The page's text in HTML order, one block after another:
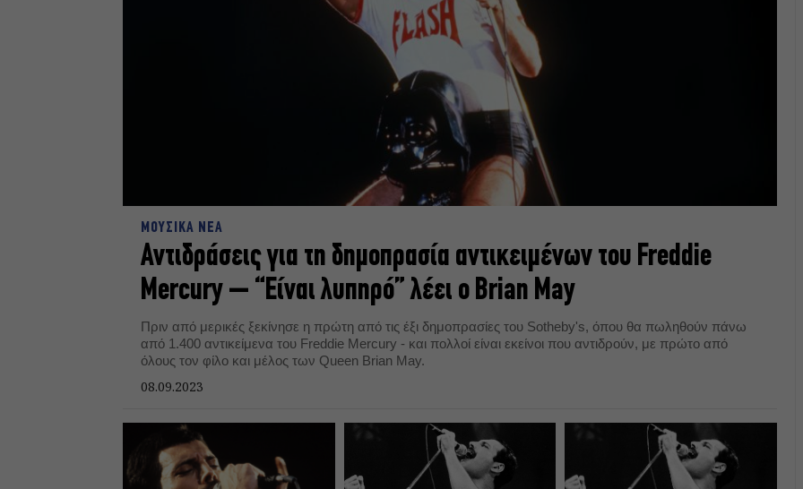
ΜΟΥΣΙΚΑ ΝΕΑ
Αντιδράσεις για τη δημοπρασία αντικειμένων του Freddie
Mercury – “Είναι λυπηρό” λέει ο Brian May
Πριν από μερικές ξεκίνησε η πρώτη από τις έξι δημοπρασίες του Sotheby's, όπου θα πωληθούν πάνω
από 1.400 αντικείμενα του Freddie Mercury - και πολλοί είναι εκείνοι που αντιδρούν, με πρώτο από
όλους τον φίλο και μέλος των Queen Brian May.
08.09.2023